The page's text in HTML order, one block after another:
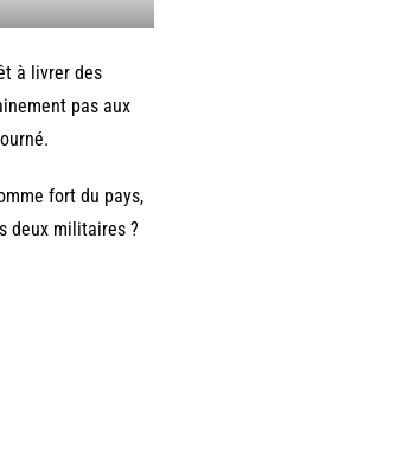
à livrer des
pas aux
fort du pays,
deux militaires ?